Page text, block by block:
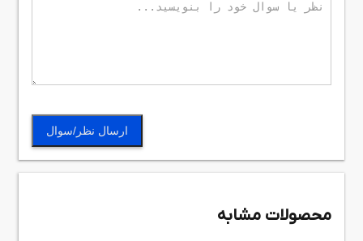
ارسال نظر/سوال
محصولات مشابه